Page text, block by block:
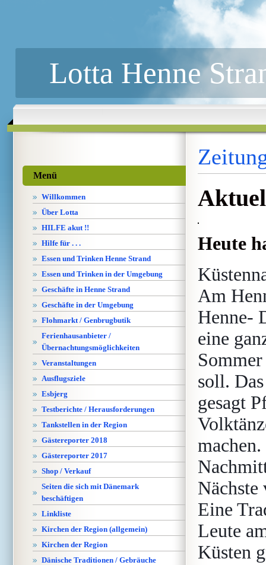
Lotta Henne
Menü
Willkommen
Über Lotta
HILFE akut !!
Hilfe für . . .
Essen und Trinken Henne Strand
Essen und Trinken in der Umgebung
Geschäfte in Henne Strand
Geschäfte in der Umgebung
Flohmarkt / Genbrugbutik
Ferienhausanbieter /
Übernachtungsmöglichkeiten
Veranstaltungen
Ausflugsziele
Esbjerg
Testberichte / Herausforderungen
Tankstellen in der Region
Gästereporter 2018
Gästereporter 2017
Shop / Verkauf
Seiten die sich mit Dänemark
beschäftigen
Linkliste
Kirchen der Region (allgemein)
Kirchen der Region
Dänische Traditionen / Gebräuche
Heute
Am
Henne-
eine
soll.
gesagt
Eine
Leute
Küsten